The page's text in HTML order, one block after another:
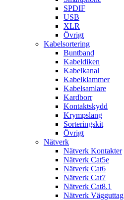
SPDIF
USB
XLR
Övrigt
Kabelsortering
Buntband
Kabeldiken
Kabelkanal
Kabelklammer
Kabelsamlare
Kardborr
Kontaktskydd
Krympslang
Sorteringskit
Övrigt
Nätverk
Nätverk Kontakter
Nätverk Cat5e
Nätverk Cat6
Nätverk Cat7
Nätverk Cat8.1
Nätverk Vägguttag